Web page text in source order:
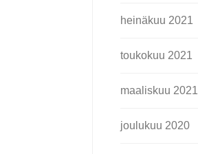
heinäkuu 2021
toukokuu 2021
maaliskuu 2021
joulukuu 2020